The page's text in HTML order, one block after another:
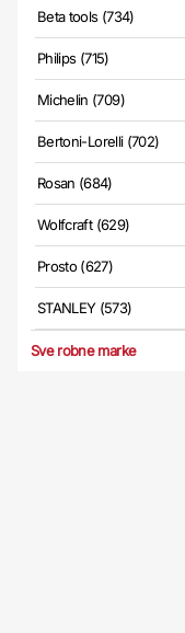
Beta tools (734)
Philips (715)
Michelin (709)
Bertoni-Lorelli (702)
Rosan (684)
Wolfcraft (629)
Prosto (627)
STANLEY (573)
Sve robne marke